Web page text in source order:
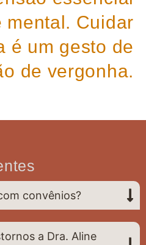
mental. Cuidar
é um gesto de
de vergonha.
convênios?
a Dra. Aline